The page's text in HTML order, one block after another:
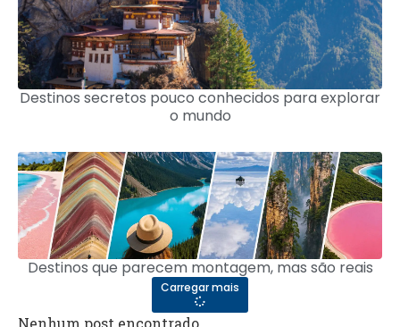
Destinos secretos pouco conhecidos para explorar
o mundo
Destinos que parecem montagem, mas são reais
Carregar mais
Nenhum post encontrado